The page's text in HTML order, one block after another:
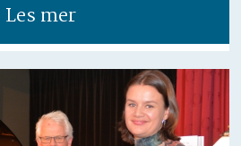
Les mer